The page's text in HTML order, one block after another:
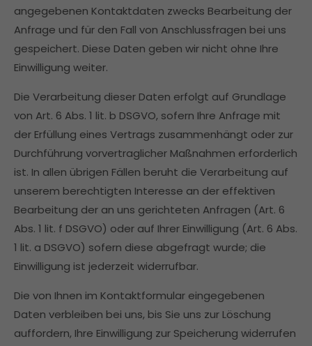
angegebenen Kontaktdaten zwecks Bearbeitung der
Anfrage und für den Fall von Anschlussfragen bei uns
gespeichert. Diese Daten geben wir nicht ohne Ihre
Einwilligung weiter.
Die Verarbeitung dieser Daten erfolgt auf Grundlage
von Art. 6 Abs. 1 lit. b DSGVO, sofern Ihre Anfrage mit
der Erfüllung eines Vertrags zusammenhängt oder zur
Durchführung vorvertraglicher Maßnahmen erforderlich
ist. In allen übrigen Fällen beruht die Verarbeitung auf
unserem berechtigten Interesse an der effektiven
Bearbeitung der an uns gerichteten Anfragen (Art. 6
Abs. 1 lit. f DSGVO) oder auf Ihrer Einwilligung (Art. 6 Abs.
1 lit. a DSGVO) sofern diese abgefragt wurde; die
Einwilligung ist jederzeit widerrufbar.
Die von Ihnen im Kontaktformular eingegebenen
Daten verbleiben bei uns, bis Sie uns zur Löschung
auffordern, Ihre Einwilligung zur Speicherung widerrufen